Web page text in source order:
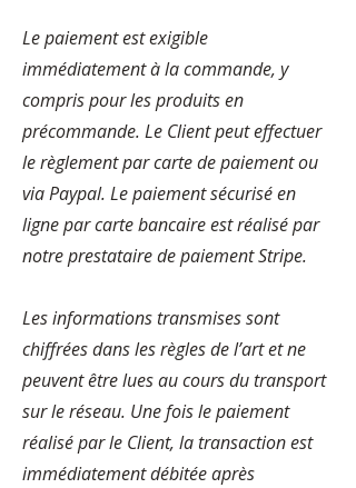
Le paiement est exigible
immédiatement à la commande, y
compris pour les produits en
précommande. Le Client peut effectuer
le règlement par carte de paiement ou
via Paypal. Le paiement sécurisé en
ligne par carte bancaire est réalisé par
notre prestataire de paiement Stripe.
Les informations transmises sont
chiffrées dans les règles de l’art et ne
peuvent être lues au cours du transport
sur le réseau. Une fois le paiement
réalisé par le Client, la transaction est
immédiatement débitée après